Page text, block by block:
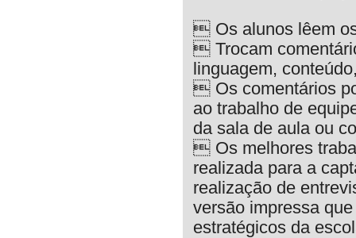
 Os alunos lêem
 Trocam
linguagem,
 Os comentários
ao trabalho de
da sala de aula ou
 Os melhores
realizada para a
realização de
versão impressa
estratégicos da